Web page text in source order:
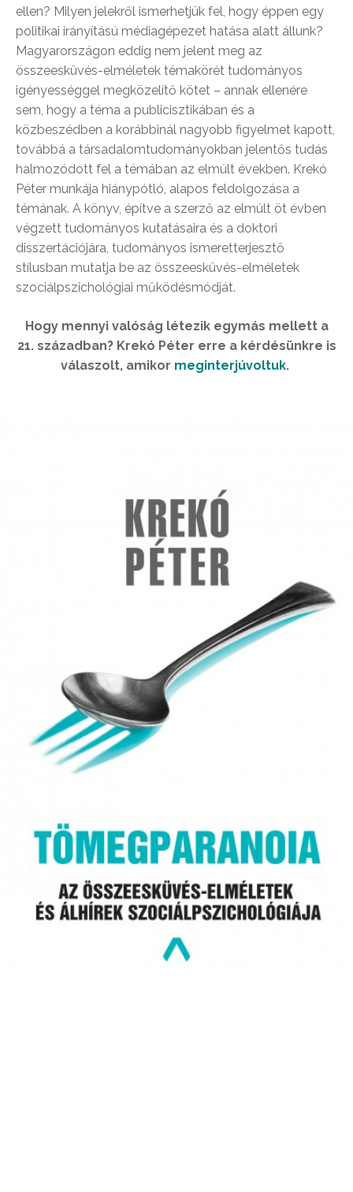
ellen? Milyen jelekről ismerhetjük fel, hogy éppen egy
politikai irányítású médiagépezet hatása alatt állunk?
Magyarországon eddig nem jelent meg az
összeesküvés-elméletek témakörét tudományos
igényességgel megközelítő kötet – annak ellenére
sem, hogy a téma a publicisztikában és a
közbeszédben a korábbinál nagyobb figyelmet kapott,
továbbá a társadalomtudományokban jelentős tudás
halmozódott fel a témában az elmúlt években. Krekó
Péter munkája hiánypótló, alapos feldolgozása a
témának. A könyv, építve a szerző az elmúlt öt évben
végzett tudományos kutatásaira és a doktori
disszertációjára, tudományos ismeretterjesztő
stílusban mutatja be az összeesküvés-elméletek
szociálpszichológiai működésmódját.
Hogy mennyi valóság létezik egymás mellett a
21. században? Krekó Péter erre a kérdésünkre is
válaszolt, amikor meginterjúvoltuk.